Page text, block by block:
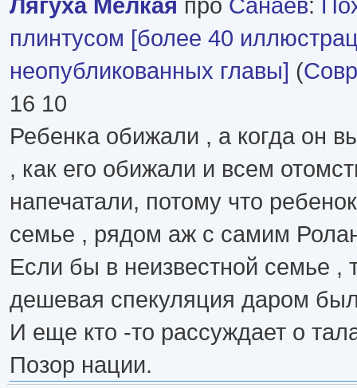
плинтусом [более 40
неопубликованных главы] (
16 10
Ребенка обижали , а когда он
, как его обижали и всем
напечатали, потому что
семье , рядом аж с самим
Если бы в неизвестной семье ,
дешевая спекуляция даром
И еще кто -то рассуждает о
Позор нации.